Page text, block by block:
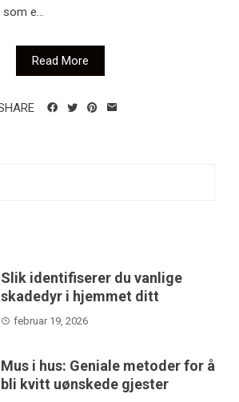
e...
Read More
Slik identifiserer du vanlige
skadedyr i hjemmet ditt
februar 19, 2026
Mus i hus: Geniale metoder for å
bli kvitt uønskede gjester